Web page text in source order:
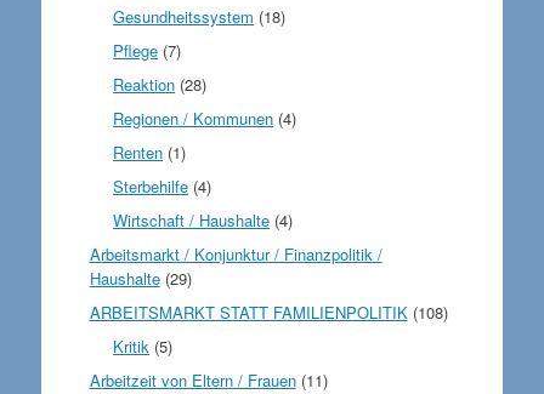
Gesundheitssystem (18)
Pflege (7)
Reaktion (28)
Regionen / Kommunen (4)
Renten (1)
Sterbehilfe (4)
Wirtschaft / Haushalte (4)
Arbeitsmarkt / Konjunktur / Finanzpolitik /
Haushalte(29)
ARBEITSMARKT STATT FAMILIENPOLITIK(108)
Kritik (5)
Arbeitzeit von Eltern / Frauen(11)